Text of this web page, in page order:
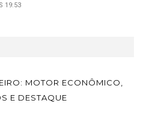
19:53
MOTOR ECONÔMICO,
E DESTAQUE